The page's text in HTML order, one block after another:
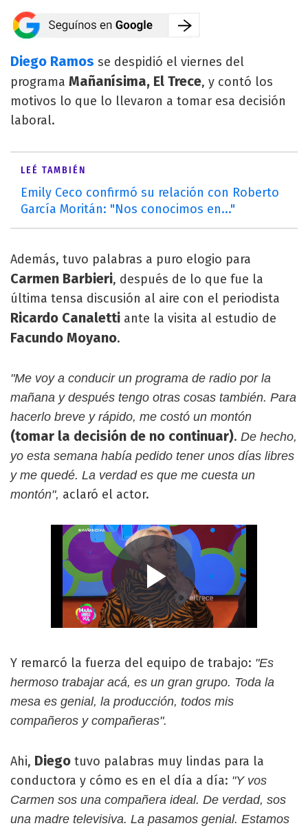
Diego Ramos se despidió el viernes del
programa Mañanísima, El Trece, y contó los
motivos lo que lo llevaron a tomar esa decisión
laboral.
LEÉ TAMBIÉN
Emily Ceco confirmó su relación con Roberto
García Moritán: "Nos conocimos en..."
Además, tuvo palabras a puro elogio para
Carmen Barbieri, después de lo que fue la
última tensa discusión al aire con el periodista
Ricardo Canaletti ante la visita al estudio de
Facundo Moyano.
"Me voy a conducir un programa de radio por la
mañana y después tengo otras cosas también. Para
hacerlo breve y rápido, me costó un montón
(tomar la decisión de no continuar). De hecho,
yo esta semana había pedido tener unos días libres
y me quedé. La verdad es que me cuesta un
montón", aclaró el actor.
Y remarcó la fuerza del equipo de trabajo: "Es
hermoso trabajar acá, es un gran grupo. Toda la
mesa es genial, la producción, todos mis
compañeros y compañeras".
Ahi, Diego tuvo palabras muy lindas para la
conductora y cómo es en el día a día: "Y vos
Carmen sos una compañera ideal. De verdad, sos
una madre televisiva. La pasamos genial. Estamos